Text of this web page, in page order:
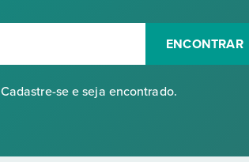
ENCONTRAR
se e seja encontrado.